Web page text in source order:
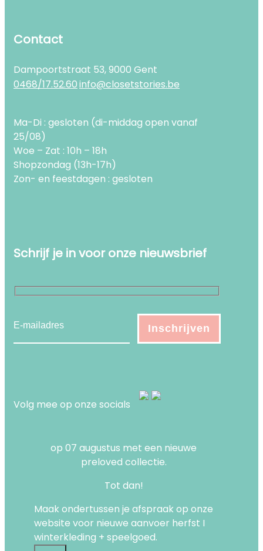
Contact
Dampoortstraat 53, 9000 Gent
0468/17.52.60info@closetstories.be
Ma-Di : gesloten (di-middag open vanaf
25/08)
Woe – Zat : 10h – 18h
Shopzondag (13h-17h)
Zon- en feestdagen : gesloten
Schrijf je in voor onze nieuwsbrief
Volg mee op onze socials
op 07 augustus met een nieuwe
preloved collectie.
Tot dan!
Maak ondertussen je afspraak op onze
website voor nieuwe aanvoer herfst I
winterkleding + speelgoed.